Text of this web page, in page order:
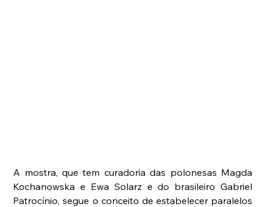
A mostra, que tem curadoria das polonesas Magda
Kochanowska e Ewa Solarz e do brasileiro Gabriel
Patrocínio, segue o conceito de estabelecer paralelos